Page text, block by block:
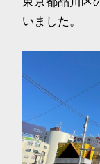
いました。